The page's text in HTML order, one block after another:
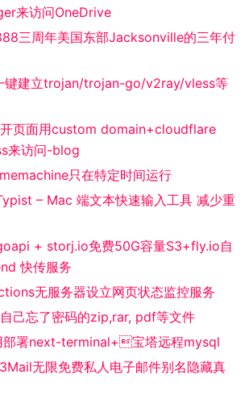
来访问OneDrive
三周年美国东部Jacksonville的三年付
键建立trojan/trojan-go/v2ray/vless等
页面用custom domain+cloudflare
来访问-blog
只在特定时间运行
– Mac 端文本快速输入工具 减少重
+ storj.io免费50G容量S3+fly.io自
快传服务
无服务器设立网页状态监控服务
己忘了密码的zip,rar, pdf等文件
部署next-terminal+宝塔远程mysql
无限免费私人电子邮件别名隐藏真